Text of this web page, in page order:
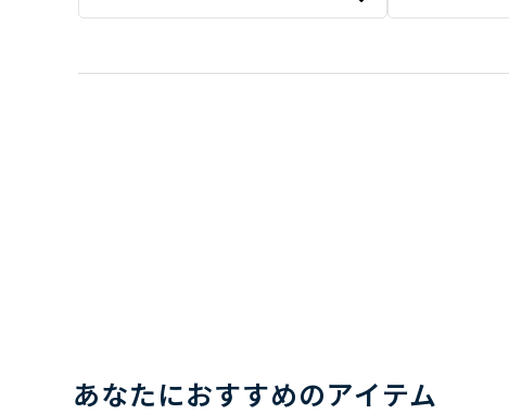
あなたにおすすめのアイテム